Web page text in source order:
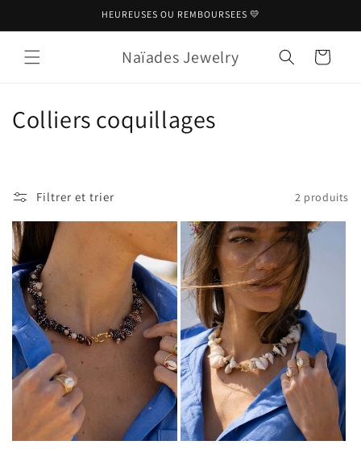
au
contenu
HEUREUSES OU REMBOURSEES 💛
Naïades Jewelry Panier
C
l
e
c
t
i
o
n
:
Colliers coquillages
Filtrer et trier 2 produits